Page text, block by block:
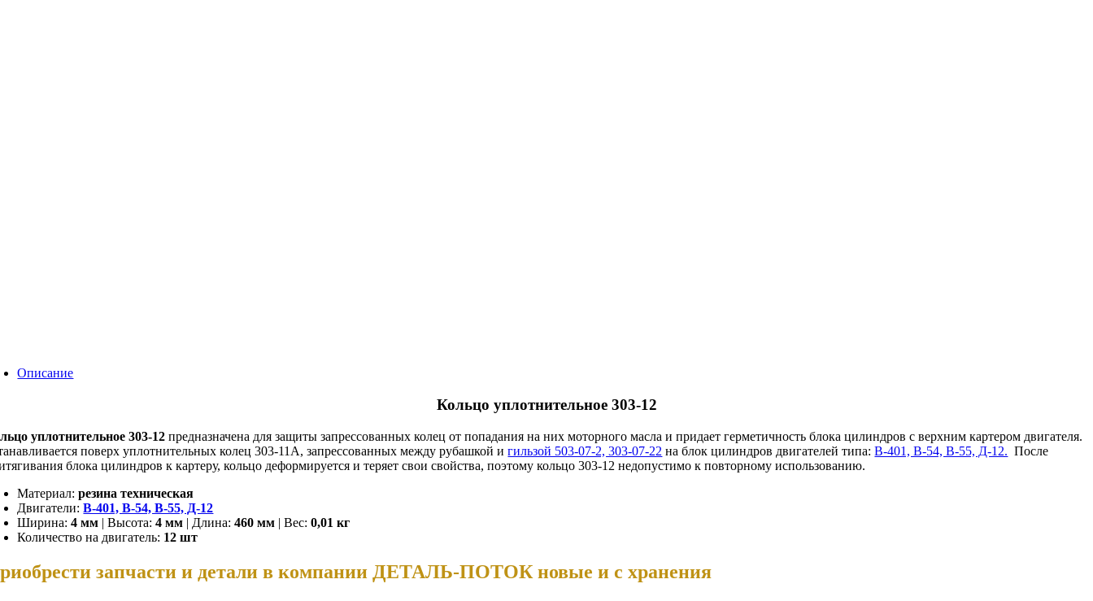
Описание
Кольцо уплотнительное 303-12
уплотнительное 303-12 предназначена для защиты запрессованных колец от попадания на них моторного масла и придает герметичность блока цилиндров с верхним картером двигателя.
поверх уплотнительных колец 303-11А, запрессованных между рубашкой игильзой 503-07-2, 303-07-22 на блок цилиндров двигателей типа:В-401, В-54, В-55, Д-12. После
блока цилиндров к картеру, кольцо деформируется и теряет свои свойства, поэтому кольцо 303-12 недопустимо к повторному использованию.
Материал:резина техническая
Двигатели: В-401, В-54, В-55, Д-12
Ширина:4 мм | Высота:4 мм | Длина:460 мм | Вес:0,01 кг
Количество на двигатель: 12 шт
запчасти и детали в компании ДЕТАЛЬ-ПОТОК новые и с хранения